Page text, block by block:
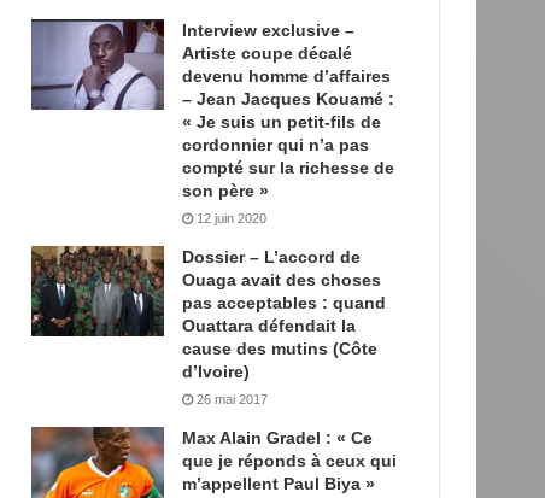
Interview exclusive –
Artiste coupe décalé
devenu homme d’affaires
– Jean Jacques Kouamé :
« Je suis un petit-fils de
cordonnier qui n’a pas
compté sur la richesse de
son père »
12 juin 2020
Dossier – L’accord de
Ouaga avait des choses
pas acceptables : quand
Ouattara défendait la
cause des mutins (Côte
d’Ivoire)
26 mai 2017
Max Alain Gradel : « Ce
que je réponds à ceux qui
m’appellent Paul Biya »